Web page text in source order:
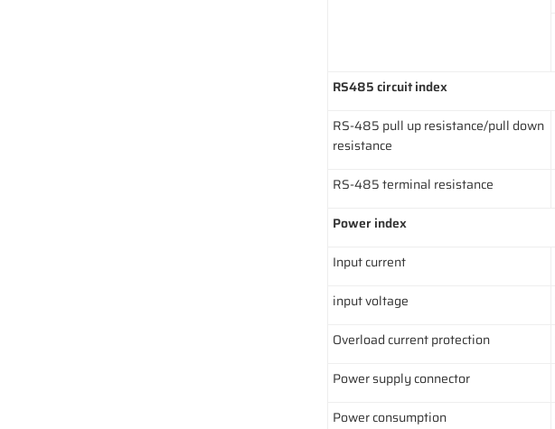
RS485 circuit index
RS-485 pull up resistance/pull down
resistance
RS-485 terminal resistance
Power index
Input current
input voltage
Overload current protection
Power supply connector
Power consumption